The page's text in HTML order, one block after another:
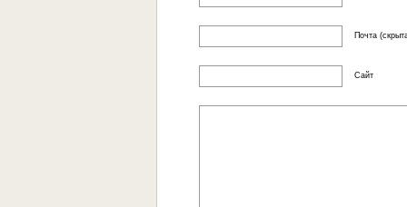
Почта
Сайт